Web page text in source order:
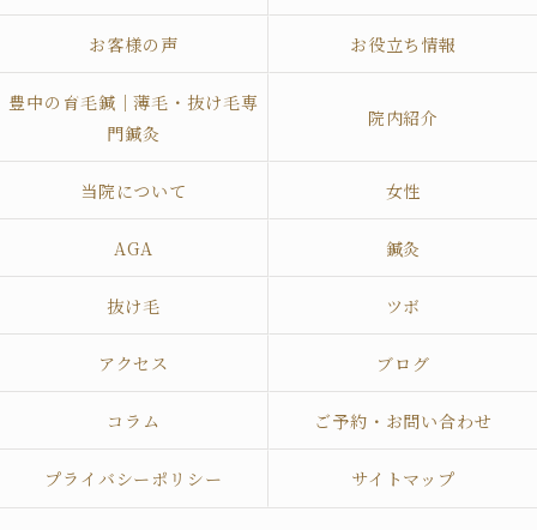
お客様の声 お役立ち情報
豊中の育毛鍼｜薄毛・抜け毛専
門鍼灸
院内紹介
当院について 女性
AGA 鍼灸
抜け毛 ツボ
アクセス ブログ
コラム ご予約・お問い合わせ
プライバシーポリシー サイトマップ